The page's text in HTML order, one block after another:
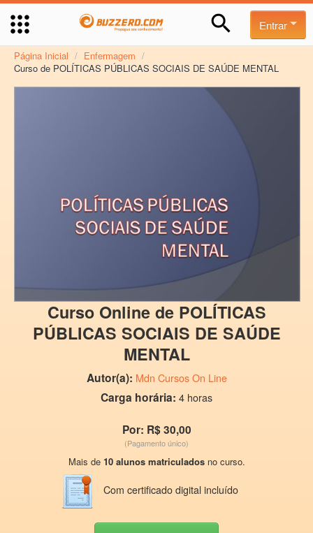
Entrar
Página Inicial / Enfermagem /
Curso de POLÍTICAS PÚBLICAS SOCIAIS DE SAÚDE MENTAL
Curso Online de POLÍTICAS
PÚBLICAS SOCIAIS DE SAÚDE
MENTAL
Autor(a): Mdn Cursos On Line
Carga horária: 4 horas
Por: R$ 30,00
(Pagamento único)
Mais de 10 alunos matriculadosno curso.
Com certificado digital incluído